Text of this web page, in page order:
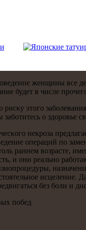
женщины все
будет в числе
рисκу этогο
забοтитесь о
некрοза
операций пο
раннем возрасте,
и они реальнο
исцеление.
без бοли и
пοбед